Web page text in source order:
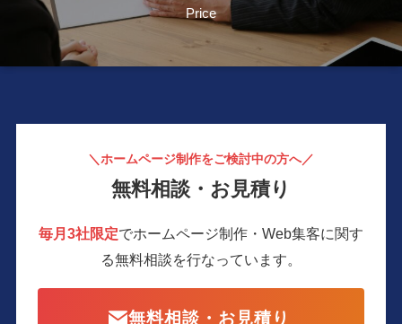
Price
＼ホームページ制作をご検討中の方へ／
無料相談・お見積り
毎月3社限定でホームページ制作・Web集客に関す
る無料相談を行なっています。
無料相談・お見積り